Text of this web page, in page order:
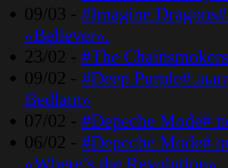
09/03 - #Imagine
«Believer».
23/02 - #The
09/02 - #Deep Purple#
Bedlam»
07/02 - #Depeche Mode#
06/02 - #Depeche Mode#
«Where’s the Revolution»